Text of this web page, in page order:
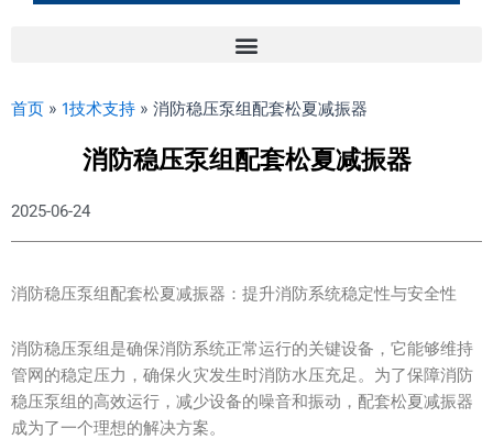
首页 » 1技术支持 » 消防稳压泵组配套松夏减振器
消防稳压泵组配套松夏减振器
2025-06-24
消防稳压泵组配套松夏减振器：提升消防系统稳定性与安全性
消防稳压泵组是确保消防系统正常运行的关键设备，它能够维持
管网的稳定压力，确保火灾发生时消防水压充足。为了保障消防
稳压泵组的高效运行，减少设备的噪音和振动，配套松夏减振器
成为了一个理想的解决方案。